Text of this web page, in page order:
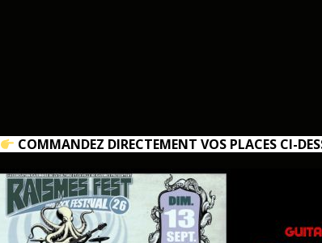
COMMANDEZ DIRECTEMENT VOS PLACES CI-